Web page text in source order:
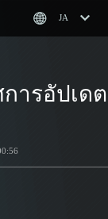
JA
ารอัปเดต